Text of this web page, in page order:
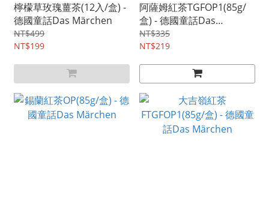
檸檬草玫瑰薑茶(12入/盒) -
德國童話Das Märchen
NT$499
NT$199
阿薩姆紅茶TGFOP1(85g/
盒) - 德國童話Das
Märchen
NT$335
NT$219